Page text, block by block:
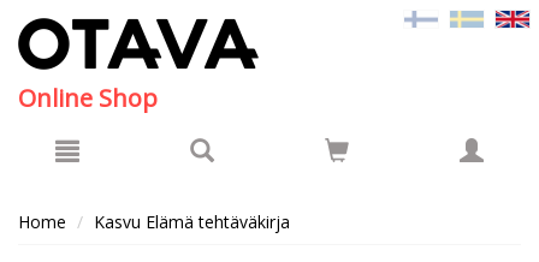
Online Shop
Home Kasvu Elämä tehtäväkirja